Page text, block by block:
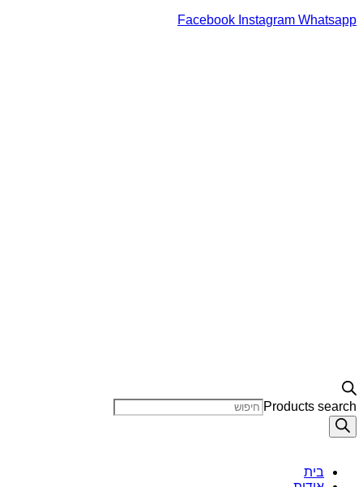
Facebook Instagram Whatsapp
Products search
בית